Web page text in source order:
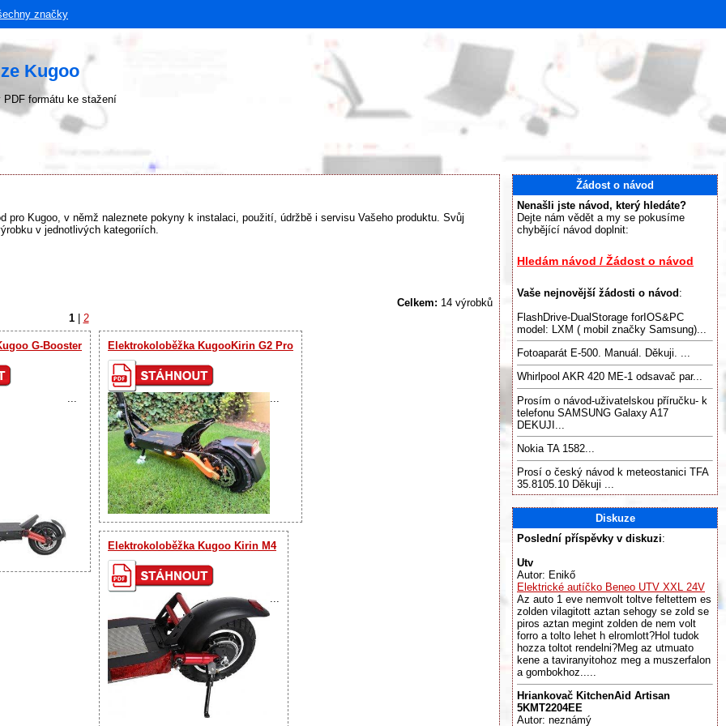
značky
Kugoo
formátu ke stažení
pro Kugoo, v němž naleznete pokyny k instalaci, použití, údržbě i servisu Vašeho produktu. Svůj
v jednotlivých kategoriích.
Celkem: 14 výrobků
1 | 2
G-Booster Elektrokoloběžka KugooKirin G2 Pro
Elektrokoloběžka Kugoo Kirin M4
Žádost o návod
Nenašli jste návod, který hledáte?
Dejte nám vědět a my se pokusíme
chybějící návod doplnit:
Hledám návod / Žádost o návod
Vaše nejnovější žádosti o návod :
FlashDrive-DualStorage forIOS&PC
model: LXM ( mobil značky Samsung)...
Fotoaparát E-500. Manuál. Děkuji. ...
Whirlpool AKR 420 ME-1 odsavač par...
Prosím o návod-uživatelskou příručku- k
telefonu SAMSUNG Galaxy A17
DEKUJI...
Nokia TA 1582...
Prosí o český návod k meteostanici TFA
35.8105.10 Děkuji ...
Diskuze
Poslední příspěvky v diskuzi:
Utv
Autor: Enikő
Elektrické autíčko Beneo UTV XXL 24V
Az auto 1 eve nemvolt toltve feltettem es
zolden vilagitott aztan sehogy se zold se
piros aztan megint zolden de nem volt
forro a tolto lehet h elromlott?Hol tudok
hozza toltot rendelni?Meg az utmuato
kene a taviranyitohoz meg a muszerfalon
a gombokhoz.....
Hriankovač KitchenAid Artisan
5KMT2204EE
Autor: neznámý